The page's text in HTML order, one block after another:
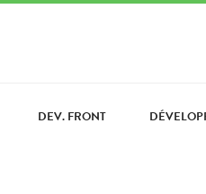
DEV. FRONT